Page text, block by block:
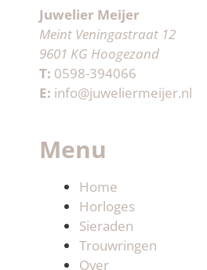
Juwelier Meijer
Meint Veningastraat 12
9601 KG Hoogezand
T: 0598-394066
E: info@juweliermeijer.nl
Menu
Home
Horloges
Sieraden
Trouwringen
Over